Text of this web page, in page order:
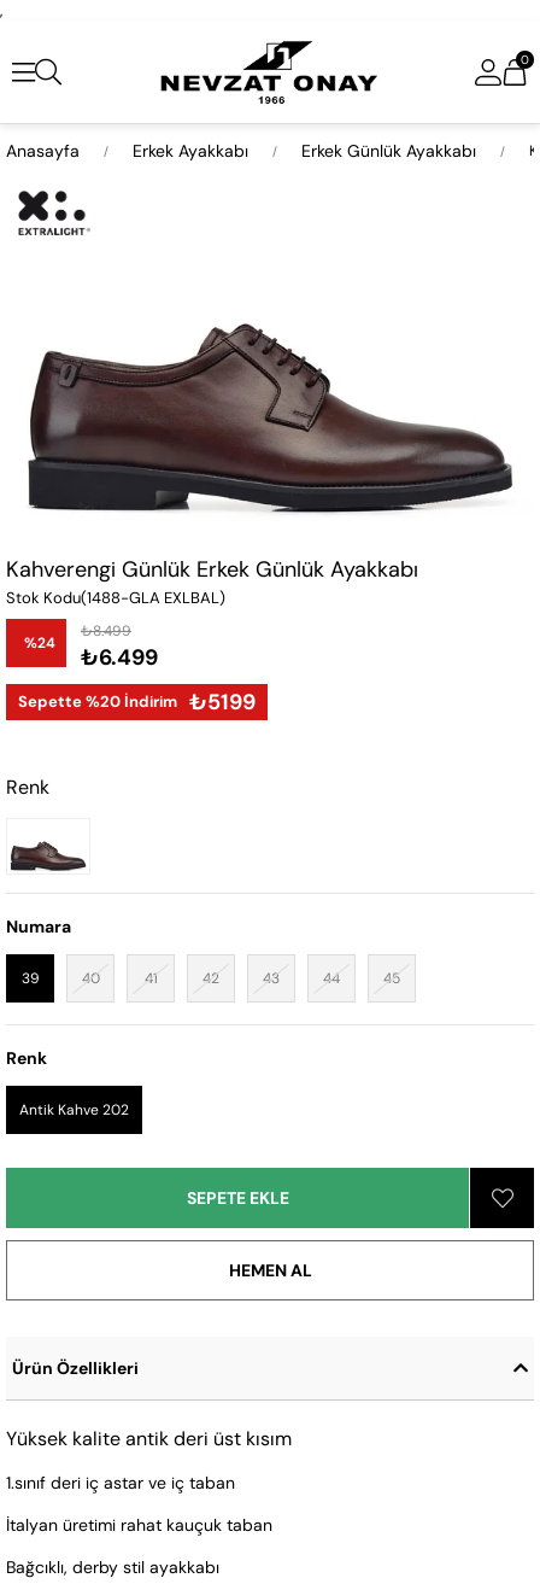
,
0
Anasayfa Erkek Ayakkabı Erkek Günlük Ayakkabı
Kahverengi Günlük Erkek Günlük Ayakkabı
Stok Kodu(1488-GLA EXLBAL)
%24
İndirim
₺8.499
₺6.499
Sepette %20 İndirim ₺5199
Renk
Numara
39 40 41 42 43 44 45
Renk
Antik Kahve 202
Ürün Özellikleri
Yüksek kalite antik deri üst kısım
1.sınıf deri iç astar ve iç taban
İtalyan üretimi rahat kauçuk taban
Bağcıklı, derby stil ayakkabı